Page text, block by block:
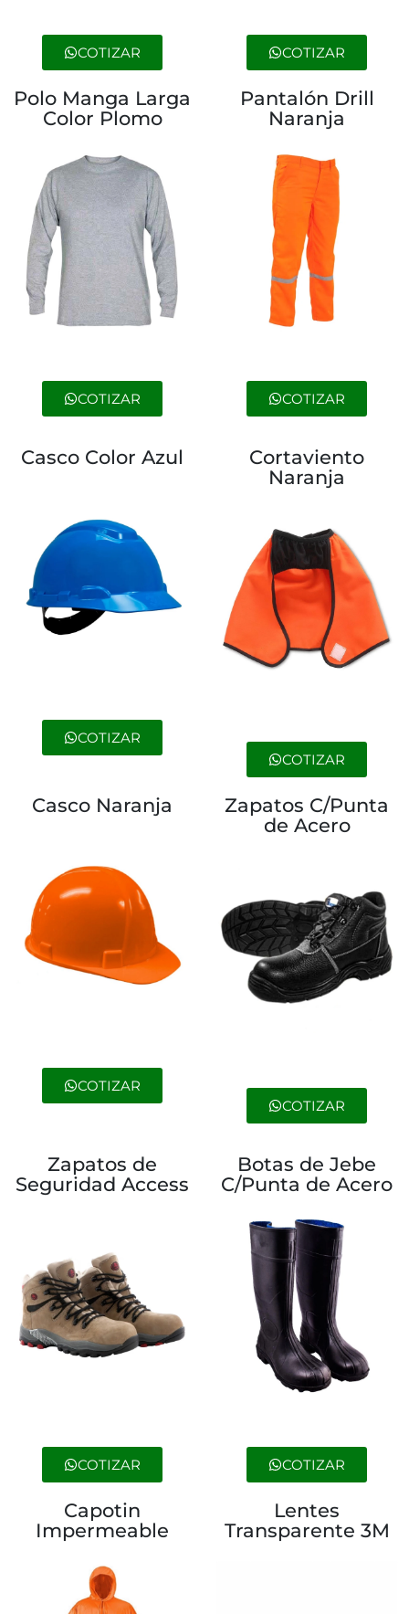
COTIZAR COTIZAR
Polo Manga Larga
Color Plomo
COTIZAR
Pantalón Drill
Naranja
COTIZAR
Casco Color Azul
COTIZAR
Cortaviento
Naranja
COTIZAR
Casco Naranja
COTIZAR
Zapatos C/Punta
de Acero
COTIZAR
Zapatos de
Seguridad Access
COTIZAR
Botas de Jebe
C/Punta de Acero
COTIZAR
Capotin
Impermeable
Lentes
Transparente 3M